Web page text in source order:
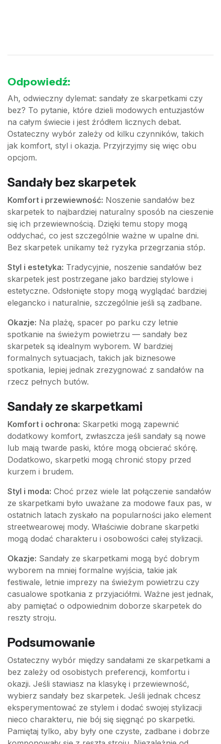
Odpowiedź:
Ah, odwieczny dylemat: sandały ze skarpetkami czy
bez? To pytanie, które dzieli modowych entuzjastów
na całym świecie i jest źródłem licznych debat.
Ostateczny wybór zależy od kilku czynników, takich
jak komfort, styl i okazja. Przyjrzyjmy się więc obu
opcjom.
Sandały bez skarpetek
Komfort i przewiewność: Noszenie sandałów bez
skarpetek to najbardziej naturalny sposób na cieszenie
się ich przewiewnością. Dzięki temu stopy mogą
oddychać, co jest szczególnie ważne w upalne dni.
Bez skarpetek unikamy też ryzyka przegrzania stóp.
Styl i estetyka: Tradycyjnie, noszenie sandałów bez
skarpetek jest postrzegane jako bardziej stylowe i
estetyczne. Odsłonięte stopy mogą wyglądać bardziej
elegancko i naturalnie, szczególnie jeśli są zadbane.
Okazje: Na plażę, spacer po parku czy letnie
spotkanie na świeżym powietrzu — sandały bez
skarpetek są idealnym wyborem. W bardziej
formalnych sytuacjach, takich jak biznesowe
spotkania, lepiej jednak zrezygnować z sandałów na
rzecz pełnych butów.
Sandały ze skarpetkami
Komfort i ochrona: Skarpetki mogą zapewnić
dodatkowy komfort, zwłaszcza jeśli sandały są nowe
lub mają twarde paski, które mogą obcierać skórę.
Dodatkowo, skarpetki mogą chronić stopy przed
kurzem i brudem.
Styl i moda: Choć przez wiele lat połączenie sandałów
ze skarpetkami było uważane za modowe faux pas, w
ostatnich latach zyskało na popularności jako element
streetwearowej mody. Właściwie dobrane skarpetki
mogą dodać charakteru i osobowości całej stylizacji.
Okazje: Sandały ze skarpetkami mogą być dobrym
wyborem na mniej formalne wyjścia, takie jak
festiwale, letnie imprezy na świeżym powietrzu czy
casualowe spotkania z przyjaciółmi. Ważne jest jednak,
aby pamiętać o odpowiednim doborze skarpetek do
reszty stroju.
Podsumowanie
Ostateczny wybór między sandałami ze skarpetkami a
bez zależy od osobistych preferencji, komfortu i
okazji. Jeśli stawiasz na klasykę i przewiewność,
wybierz sandały bez skarpetek. Jeśli jednak chcesz
eksperymentować ze stylem i dodać swojej stylizacji
nieco charakteru, nie bój się sięgnąć po skarpetki.
Pamiętaj tylko, aby były one czyste, zadbane i dobrze